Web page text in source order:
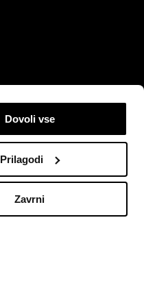
Dovoli vse
Prilagodi
Zavrni